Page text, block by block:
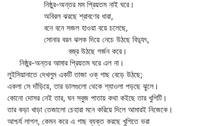
নিষ্ঠুর-অন্তর মম প্রিয়তম নাই ঘরে।
অবিরল ঝরছে শ্রাবণের ধারা,
বনে বনে সজল হাওয়া বয়ে চলেছে,
সোনার বরন ঝলক দিয়ে নেচে উঠছে বিদ্যুৎ,
বজ্র উঠছে গর্জন করে।
নিষ্ঠুর-অন্তর আমার প্রিয়তম ঘরে এল না।
লুইসিয়ানাতে দেখলুম একটি তাজা ওক্‌ গাছ বেড়ে উঠছে;
একলা সে দাঁড়িয়ে, তার ডালগুলো থেকে শ্যাওলা পড়ছে ঝুলে।
কোনো দোসর নেই তার, ঘন সবুজ পাতায় কথা কইছে তার খুশিটি।
তার কড়া খাড়া তেজালো চেহারা মনে করিয়ে দিলে আমারই নিজেকে।
আশ্চর্য লাগল, কেমন করে এ গাছ ব্যক্ত করছে খুশিতে ভরা